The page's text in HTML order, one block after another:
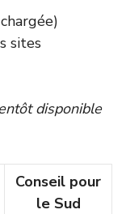
sites
disponible
Conseil pour
le Sud